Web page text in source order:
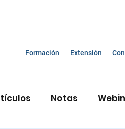
Formación Extensión
Notas